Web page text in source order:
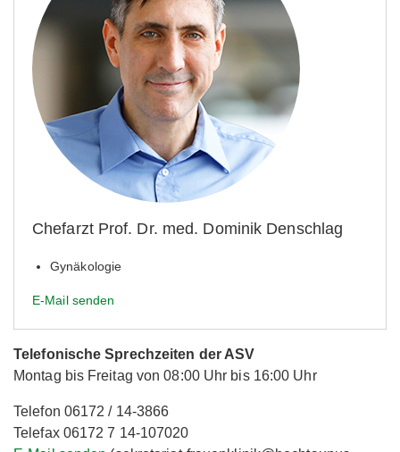
Chefarzt Prof. Dr. med. Dominik Denschlag
Gynäkologie
E-Mail senden
Telefonische Sprechzeiten der ASV
Montag bis Freitag von 08:00 Uhr bis 16:00 Uhr
Telefon 06172 / 14-3866
Telefax 06172 7 14-107020